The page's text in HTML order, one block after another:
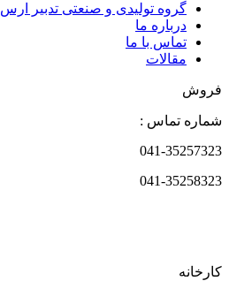
گروه تولیدی و صنعتی تدبیر ارس
درباره ما
تماس با ما
مقالات
فروش
شماره تماس :
041-35257323
041-35258323
کارخانه